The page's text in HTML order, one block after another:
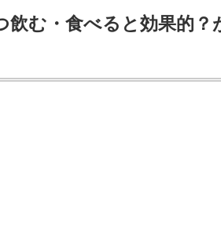
飲む・食べると効果的？